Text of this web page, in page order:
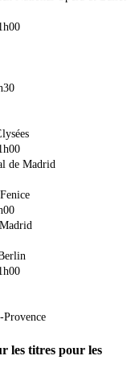
de Madrid
les titres pour les